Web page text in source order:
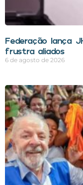
Federação lança
frustra aliados
6 de agosto de 2026